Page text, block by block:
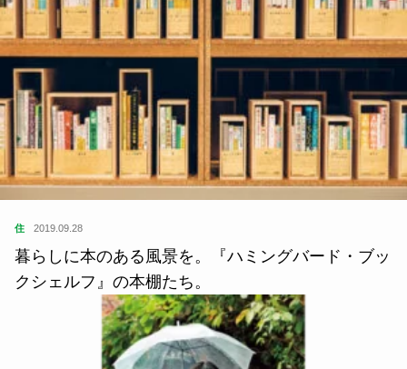
住 2019.09.28
暮らしに本のある風景を。『ハミングバード・ブッ
クシェルフ』の本棚たち。